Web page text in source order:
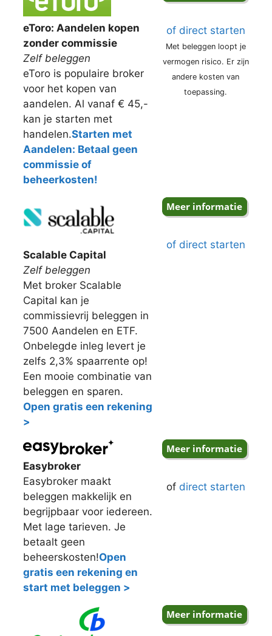
eToro: Aandelen kopen
zonder commissie
Zelf beleggen
eToro is populaire broker
voor het kopen van
aandelen. Al vanaf € 45,-
kan je starten met
handelen.Starten met
Aandelen: Betaal geen
commissie of
beheerkosten!
of direct starten
Met beleggen loopt je
vermogen risico. Er zijn
andere kosten van
toepassing.
Scalable Capital
Zelf beleggen
Met broker Scalable
Capital kan je
commissievrij beleggen in
7500 Aandelen en ETF.
Onbelegde inleg levert je
zelfs 2,3% spaarrente op!
Een mooie combinatie van
beleggen en sparen.
Open gratis een rekening
>
of direct starten
Easybroker
Easybroker maakt
beleggen makkelijk en
begrijpbaar voor iedereen.
Met lage tarieven. Je
betaalt geen
beheerskosten!Open
gratis een rekening en
start met beleggen >
of direct starten